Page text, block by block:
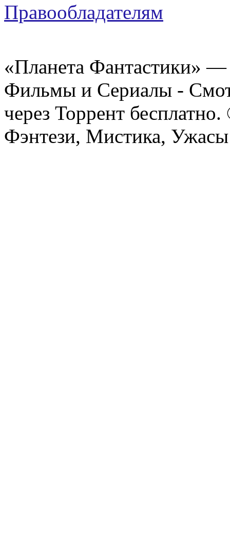
Правообладателям
«Планета Фантастики»
Фильмы и Сериалы -
через Торрент
Фэнтези, Мистика,